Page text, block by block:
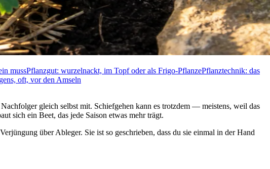
mussPflanzgut: wurzelnackt, im Topf oder als Frigo-PflanzePflanztechnik: das
oft, vor den Amseln
gleich selbst mit. Schiefgehen kann es trotzdem — meistens, weil das
sich ein Beet, das jede Saison etwas mehr trägt.
über Ableger. Sie ist so geschrieben, dass du sie einmal in der Hand